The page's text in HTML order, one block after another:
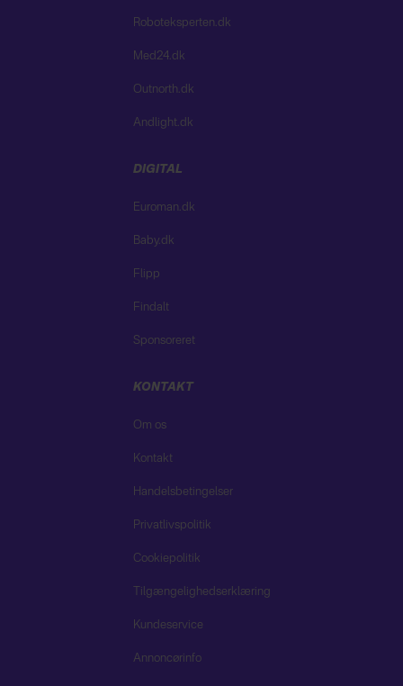
Roboteksperten.dk
Med24.dk
Outnorth.dk
Andlight.dk
DIGITAL
Euroman.dk
Baby.dk
Flipp
Findalt
Sponsoreret
KONTAKT
Om os
Kontakt
Handelsbetingelser
Privatlivspolitik
Cookiepolitik
Tilgængelighedserklæring
Kundeservice
Annoncørinfo